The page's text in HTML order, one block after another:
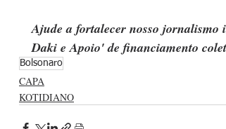
Ajude a fortalecer nosso jornalismo
Daki e Apoio' de financiamento
Bolsonaro
CAPA
KOTIDIANO